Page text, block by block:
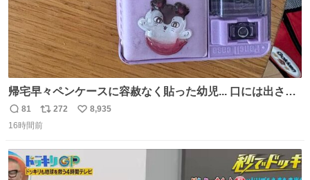
帰宅早々ペンケースに容赦なく貼った幼児... 口には出さぬ
が勿体無い精神で心がざわつく.....ッ
返
信
81
リ
ポ
ト
数
272
い
数
8,935
16時間前